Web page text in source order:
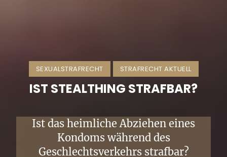
IST STEALTHING STRAFBAR?
Ist das heimliche Abziehen eines
Kondoms während des
Geschlechtsverkehrs strafbar?
SEXUALSTRAFRECHT STRAFRECHT AKTUELL